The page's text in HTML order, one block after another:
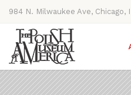
984 N. Milwaukee Ave,
11AM-4PM